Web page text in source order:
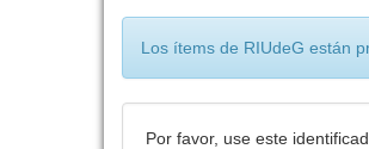
Los ítems de RIUdeG están
Por favor, use este